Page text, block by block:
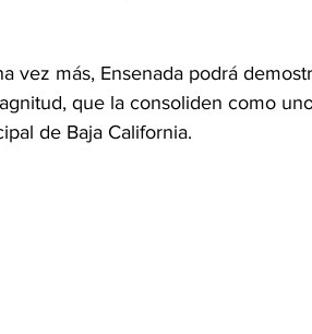
vez más, Ensenada podrá
que la consoliden como
de Baja California.